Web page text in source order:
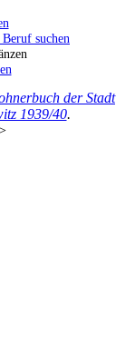
suchen
der Stadt
1939/40.